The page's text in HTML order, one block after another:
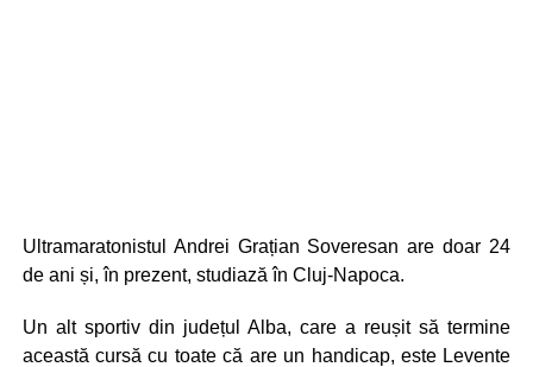
Ultramaratonistul Andrei Grațian Soveresan are doar 24
de ani și, în prezent, studiază în Cluj-Napoca.
Un alt sportiv din județul Alba, care a reușit să termine
această cursă cu toate că are un handicap, este Levente